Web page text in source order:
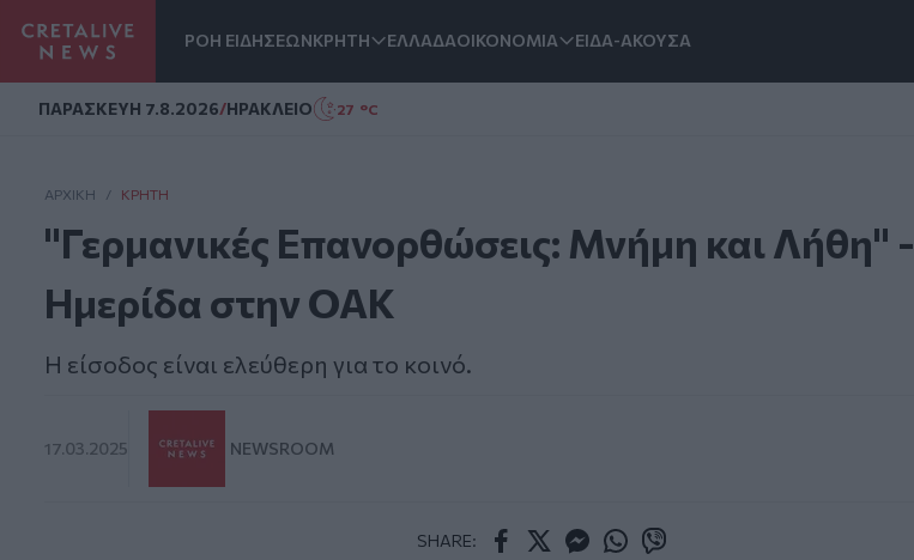
ΡΟΗ ΕΙΔΗΣΕΩΝΚΡΗΤΗ ΕΛΛΑΔΑΟΙΚΟΝΟΜΙΑ ΕΙΔΑ-ΑΚΟΥΣΑ
ΠΑΡΑΣΚΕΥΗ 7.8.2026/ΗΡΑΚΛΕΙΟ 27 °C
ΑΡΧΙΚΗ / ΚΡΉΤΗ
"Γερμανικές Επανορθώσεις: Μνήμη και Λήθη" -
Ημερίδα στην ΟΑΚ
Η είσοδος είναι ελεύθερη για το κοινό.
17.03.2025 NEWSROOM
SHARE: